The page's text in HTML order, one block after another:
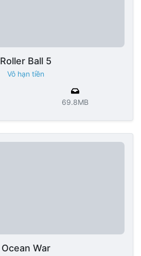
Roller Ball 5
Vô hạn tiền
69.8MB
Ocean War